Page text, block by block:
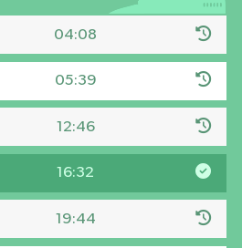
04:08
05:39
12:46
16:32
19:44